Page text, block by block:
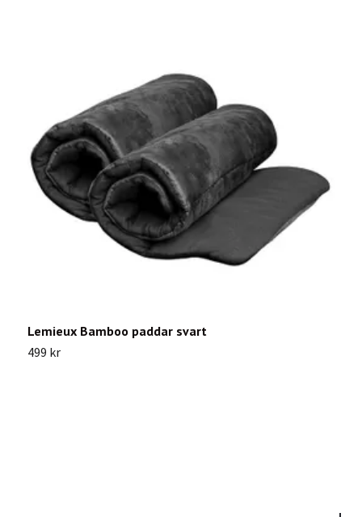
Lemieux Bamboo paddar svart
499 kr